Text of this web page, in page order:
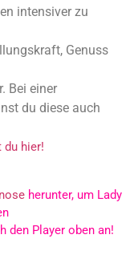
intensiver zu
Genuss
Bei einer
du diese auch
du hier!
herunter, um Lady
den Player oben an!